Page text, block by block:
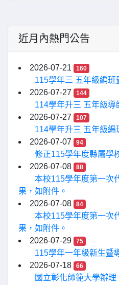
近月內熱門公告
2026-07-21 160
115學年三 五年級編班
2026-07-27
144
114學年升三 五年級導
2026-07-27
107
114學年升三 五年級編
2026-07-07
94
修正115學年度縣屬學
2026-07-08
88
本校115學年度第一次
果，如附件。
2026-07-08
84
本校115學年度第一次
果，如附件。
2026-07-29
75
115學年一年級新生暨
2026-07-18
66
國立彰化師範大學辦